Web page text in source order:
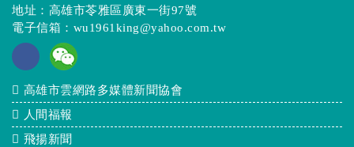
地址：高雄市苓雅區廣東一街97號
電子信箱： wu1961king@yahoo.com.tw
高雄市雲網路多媒體新聞協會
人間福報
飛揚新聞